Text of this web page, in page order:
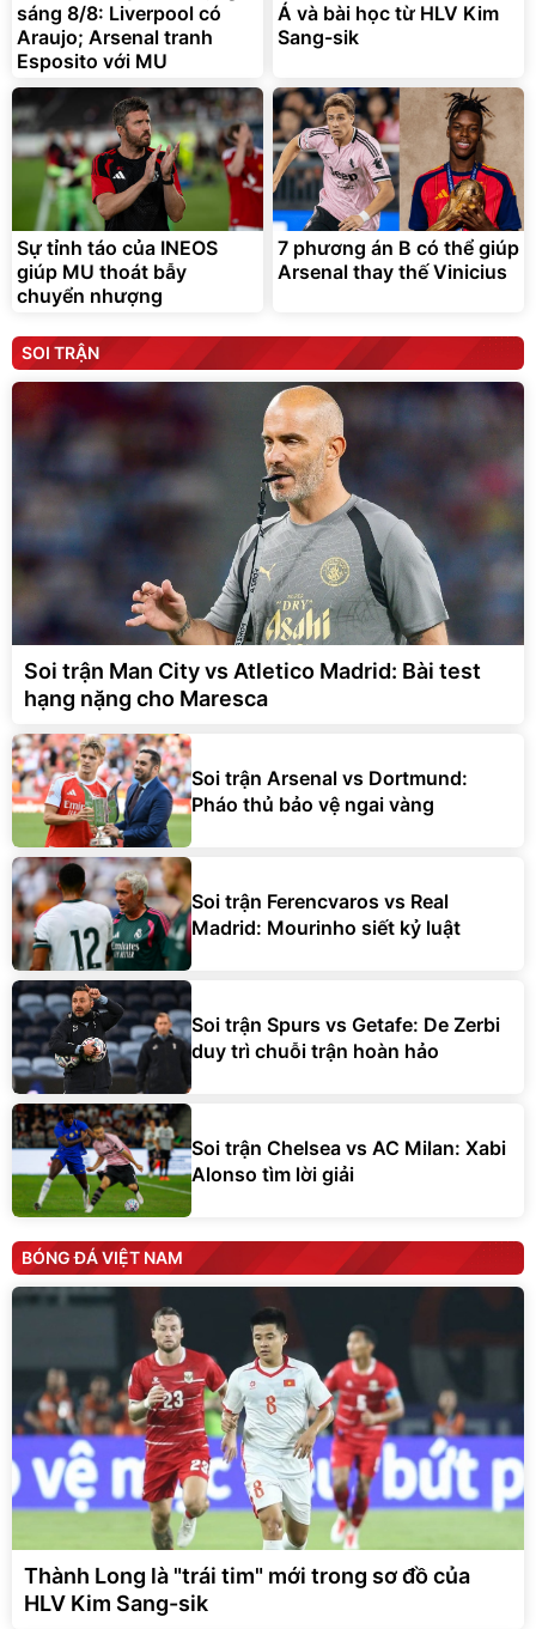
sáng 8/8: Liverpool có
Araujo; Arsenal tranh
Esposito với MU
Á và bài học từ HLV Kim
Sang-sik
Sự tỉnh táo của INEOS
giúp MU thoát bẫy
chuyển nhượng
7 phương án B có thể giúp
Arsenal thay thế Vinicius
SOI TRẬN
Soi trận Man City vs Atletico Madrid: Bài test
hạng nặng cho Maresca
Soi trận Arsenal vs Dortmund:
Pháo thủ bảo vệ ngai vàng
Soi trận Ferencvaros vs Real
Madrid: Mourinho siết kỷ luật
Soi trận Spurs vs Getafe: De Zerbi
duy trì chuỗi trận hoàn hảo
Soi trận Chelsea vs AC Milan: Xabi
Alonso tìm lời giải
BÓNG ĐÁ VIỆT NAM
Thành Long là "trái tim" mới trong sơ đồ của
HLV Kim Sang-sik